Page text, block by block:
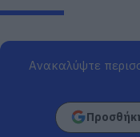
Ανακαλύψτε